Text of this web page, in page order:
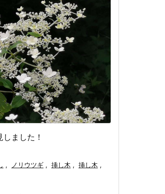
ました！
, ノリウツギ , 挿し木 , 挿し木 ,